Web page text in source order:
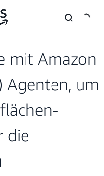
mit Amazon
Agenten, um
die